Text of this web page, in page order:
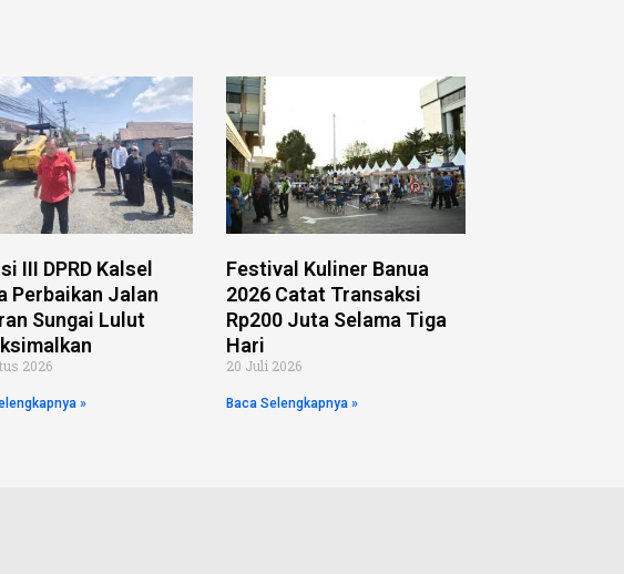
III DPRD Kalsel
Perbaikan Jalan
Sungai Lulut
2026
»
Festival Kuliner Banua
2026 Catat Transaksi
Rp200 Juta Selama Tiga
Hari
20 Juli 2026
Baca Selengkapnya »